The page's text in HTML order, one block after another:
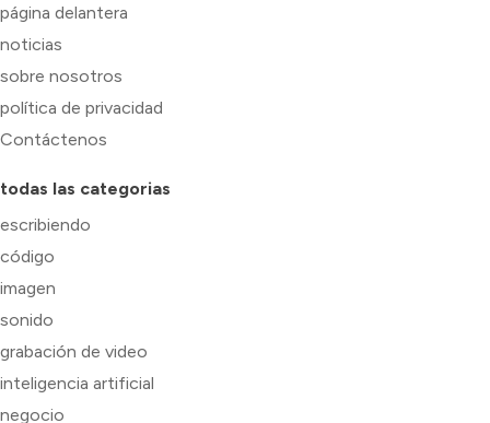
página delantera
noticias
sobre nosotros
política de privacidad
Contáctenos
todas las categorias
escribiendo
código
imagen
sonido
grabación de video
inteligencia artificial
negocio